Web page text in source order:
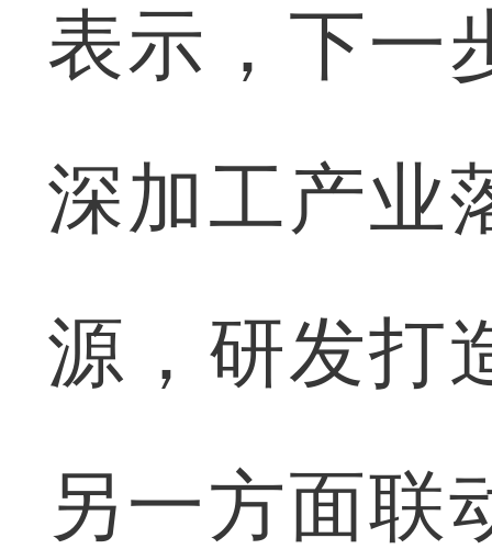
表示，下一
深加工产业
源，研发打
另一方面联